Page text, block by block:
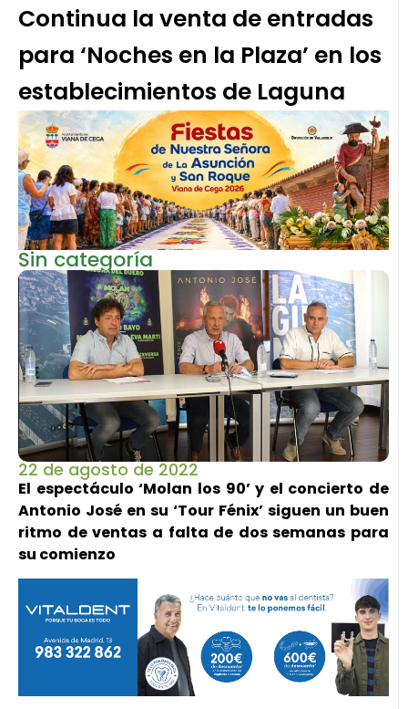
Continua la venta de entradas
para ‘Noches en la Plaza’ en los
establecimientos de Laguna
Sin categoría
22 de agosto de 2022
El espectáculo ‘Molan los 90’ y el concierto de
Antonio José en su ‘Tour Fénix’ siguen un buen
ritmo de ventas a falta de dos semanas para
su comienzo